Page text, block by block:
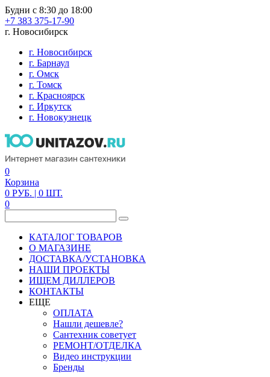
Будни с 8:30 до 18:00
+7 383 375-17-90
г. Новосибирск
г. Новосибирск
г. Барнаул
г. Омск
г. Томск
г. Красноярск
г. Иркутск
г. Новокузнецк
0
Корзина
0 РУБ. | 0 ШТ.
0
КАТАЛОГ ТОВАРОВ
О МАГАЗИНЕ
ДОСТАВКА/УСТАНОВКА
НАШИ ПРОЕКТЫ
ИЩЕМ ДИЛЛЕРОВ
КОНТАКТЫ
ЕЩЕ
ОПЛАТА
Нашли дешевле?
Сантехник советует
РЕМОНТ/ОТДЕЛКА
Видео инструкции
Бренды